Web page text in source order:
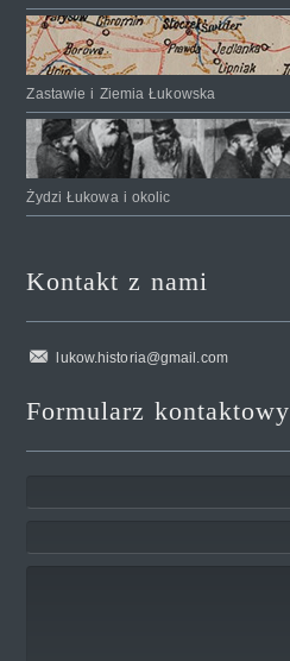
Zastawie i Ziemia Łukowska
Żydzi Łukowa i okolic
Kontakt z nami
lukow.historia@gmail.com
Formularz kontaktowy